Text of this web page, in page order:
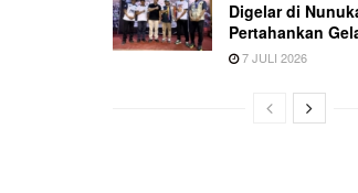
Digelar di
Pertahankan
7 JULI 2026